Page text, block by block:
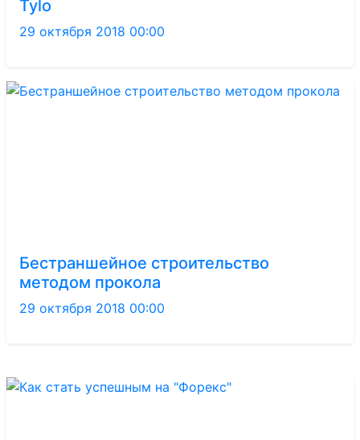
Tylo
29 октября 2018 00:00
Бестраншейное строительство
методом прокола
29 октября 2018 00:00